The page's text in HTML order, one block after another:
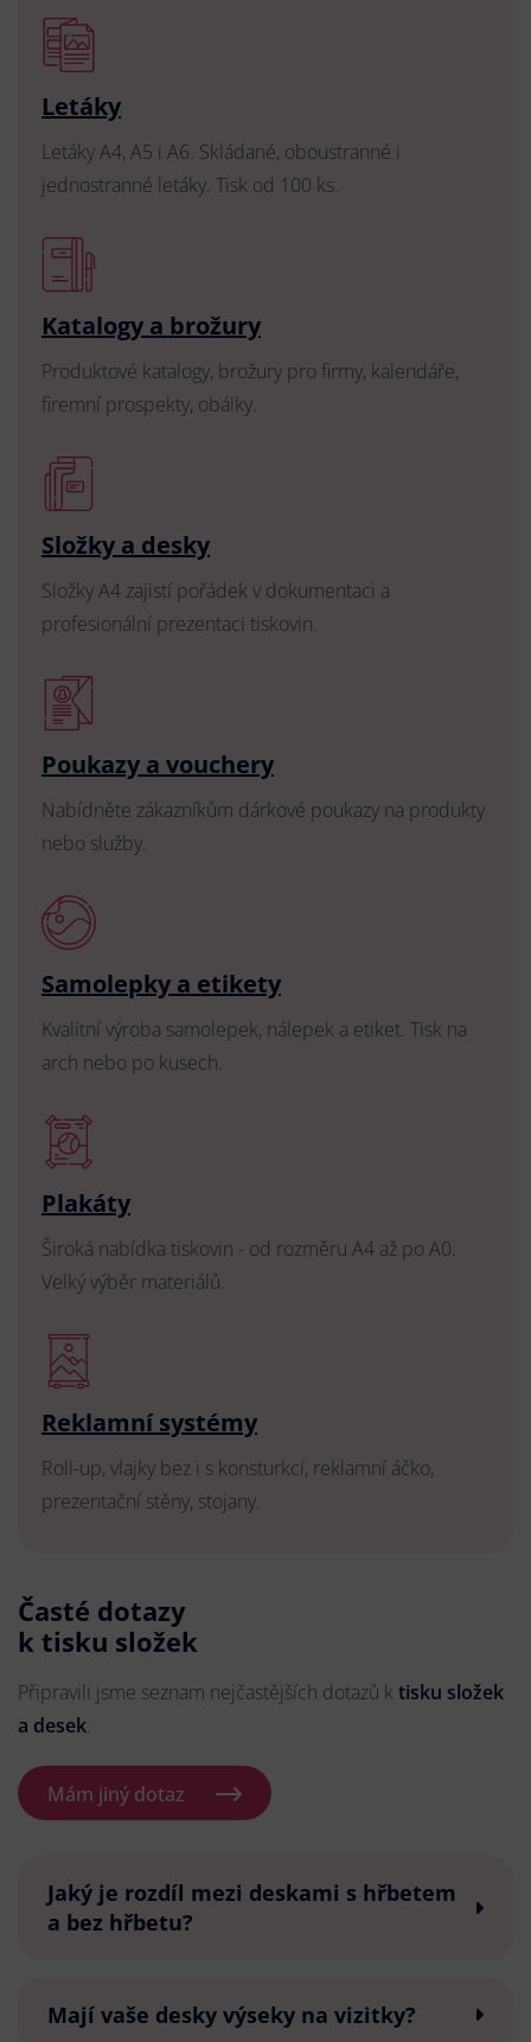
Letáky
Letáky A4, A5 i A6. Skládané, oboustranné i
jednostranné letáky. Tisk od 100 ks.
Katalogy a brožury
Produktové katalogy, brožury pro firmy, kalendáře,
firemní prospekty, obálky.
Složky a desky
Složky A4 zajistí pořádek v dokumentaci a
profesionální prezentaci tiskovin.
Poukazy a vouchery
Nabídněte zákazníkům dárkové poukazy na produkty
nebo služby.
Samolepky a etikety
Kvalitní výroba samolepek, nálepek a etiket. Tisk na
arch nebo po kusech.
Plakáty
Široká nabídka tiskovin - od rozměru A4 až po A0.
Velký výběr materiálů.
Reklamní systémy
Roll-up, vlajky bez i s konsturkcí, reklamní áčko,
prezentační stěny, stojany.
Časté dotazy
k tisku složek
Připravili jsme seznam nejčastějších dotazů k tisku složek
a desek.
Mám jiný dotaz
Jaký je rozdíl mezi deskami s hřbetem
a bez hřbetu?
Mají vaše desky výseky na vizitky?